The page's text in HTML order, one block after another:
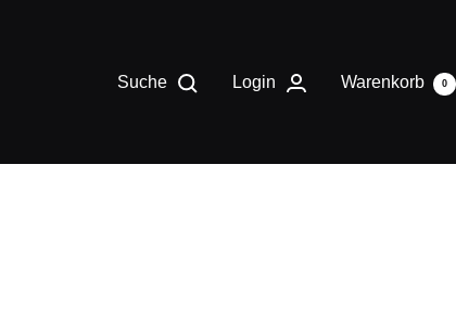
Suche Login Warenkorb 0